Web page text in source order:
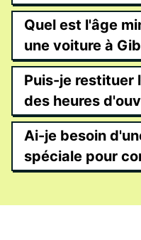
Quel est l'âge
une voiture à
Puis-je restituer
des heures
Ai-je besoin
spéciale pour